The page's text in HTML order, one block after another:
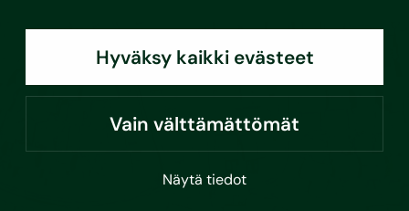
Hyväksy kaikki evästeet
Vain välttämättömät
Näytä tiedot